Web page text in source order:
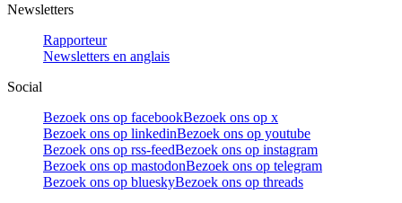
Newsletters
Rapporteur
Newsletters en anglais
Social
Bezoek ons op facebookBezoek ons op x
Bezoek ons op linkedinBezoek ons op youtube
Bezoek ons op rss-feedBezoek ons op instagram
Bezoek ons op mastodonBezoek ons op telegram
Bezoek ons op blueskyBezoek ons op threads